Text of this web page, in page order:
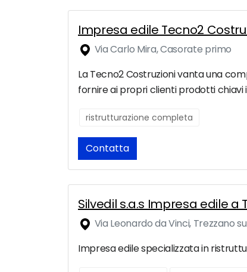
Impresa edile Tecno2
Via Carlo Mira, Casorate primo
La Tecno2 Costruzioni vanta una
fornire ai propri clienti prodotti chiavi
ristrutturazione completa
Contatta
Silvedil s.a.s Impresa edile a
Via Leonardo da Vinci, Trezzano
Impresa edile specializzata in